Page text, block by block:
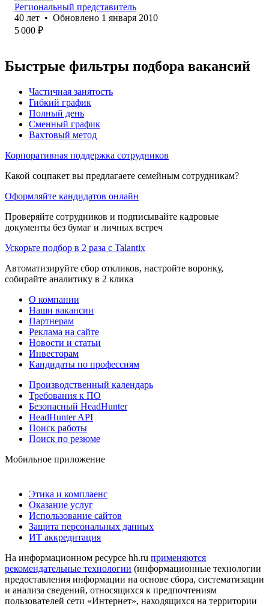
Региональный представитель
40 лет • Обновлено 1 января 2010
5 000 ₽
Быстрые фильтры подбора вакансий
Частичная занятость
Гибкий график
Полный день
Сменный график
Вахтовый метод
Корпоративная поддержка сотрудников
Какой соцпакет вы предлагаете семейным сотрудникам?
Оформляйте кандидатов онлайн
Проверяйте сотрудников и подписывайте кадровые
документы без бумаг и личных встреч
Ускорьте подбор в 2 раза с Talantix
Автоматизируйте сбор откликов, настройте воронку,
собирайте аналитику в 2 клика
О компании
Наши вакансии
Партнерам
Реклама на сайте
Новости и статьи
Инвесторам
Кандидаты по профессиям
Производственный календарь
Требования к ПО
Безопасный HeadHunter
HeadHunter API
Поиск работы
Поиск по резюме
Мобильное приложение
Этика и комплаенс
Оказание услуг
Использование сайтов
Защита персональных данных
ИТ аккредитация
На информационном ресурсе hh.ru применяются
рекомендательные технологии (информационные технологии
предоставления информации на основе сбора, систематизации
и анализа сведений, относящихся к предпочтениям
пользователей сети «Интернет», находящихся на территории